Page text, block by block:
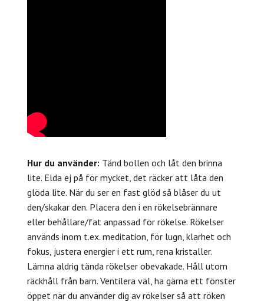
Hur du använder: Tänd bollen och låt den brinna
lite. Elda ej på för mycket, det räcker att låta den
glöda lite. När du ser en fast glöd så blåser du ut
den/skakar den. Placera den i en rökelsebrännare
eller behållare/fat anpassad för rökelse. Rökelser
används inom t.ex. meditation, för lugn, klarhet och
fokus, justera energier i ett rum, rena kristaller.
Lämna aldrig tända rökelser obevakade. Håll utom
räckhåll från barn. Ventilera väl, ha gärna ett fönster
öppet när du använder dig av rökelser så att röken